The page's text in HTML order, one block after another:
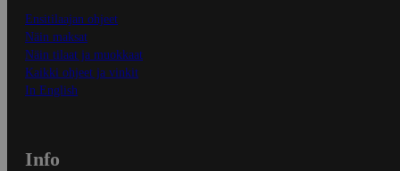
Ensitilaajan ohjeet
Näin maksat
Näin tilaat ja muokkaat
Kaikki ohjeet ja vinkit
In English
Info